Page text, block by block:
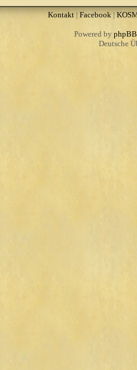
Kontakt| Facebook|
Powered by phpBB
Deutsche